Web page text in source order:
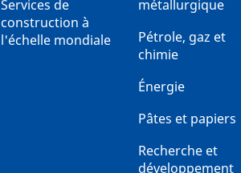
Services de
construction à
l'échelle mondiale
métallurgique
Pétrole, gaz et
chimie
Énergie
Pâtes et papiers
Recherche et
développement